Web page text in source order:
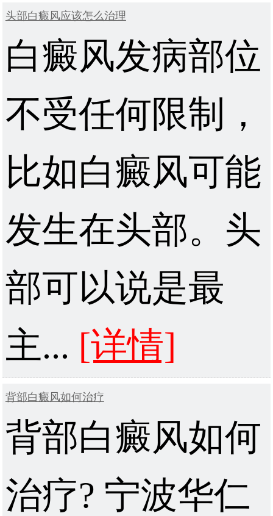
头部白癜风应该怎么治理
白癜风发病部位
不受任何限制，
比如白癜风可能
发生在头部。头
部可以说是最
主... [详情]
背部白癜风如何治疗
背部白癜风如何
治疗? 宁波华仁